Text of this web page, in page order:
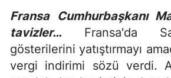
Fransa Cumhurbaşkanı
tavizler… Fransa'da
gösterilerini yatıştırmayı
vergi indirimi sözü verdi.